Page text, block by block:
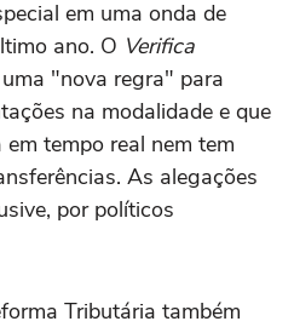
em uma onda de
ano. O Verifica
"nova regra" para
na modalidade e que
tempo real nem tem
As alegações
por políticos
Tributária também